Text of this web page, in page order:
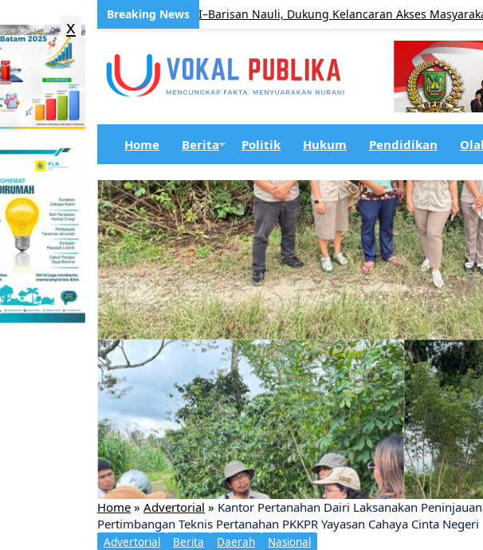
Jrs. Tanjung Beringin I–Barisan Nauli, Dukung Kelancaran Akses Masyarakat
Home Berita Politik Hukum Pendidikan
Home » Advertorial » Kantor Pertanahan Dairi Laksanakan
Pertimbangan Teknis Pertanahan PKKPR Yayasan Cahaya Cinta Negeri
Advertorial Berita Daerah Nasional
x